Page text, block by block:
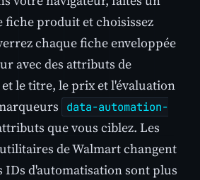
produit et choisissez
chaque fiche enveloppée
avec des attributs de
le titre, le prix et l'évaluation
data-automation-
que vous ciblez. Les
de Walmart changent
IDs d'automatisation sont plus